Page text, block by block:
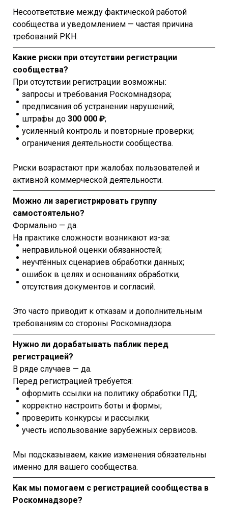
Несоответствие между фактической работой
сообщества и уведомлением — частая причина
требований РКН.
Какие риски при отсутствии регистрации
сообщества?
При отсутствии регистрации возможны:
запросы и требования Роскомнадзора;
предписания об устранении нарушений;
штрафы до 300 000 ₽;
усиленный контроль и повторные проверки;
ограничения деятельности сообщества.
Риски возрастают при жалобах пользователей и
активной коммерческой деятельности.
Можно ли зарегистрировать группу
самостоятельно?
Формально — да.
На практике сложности возникают из-за:
неправильной оценки обязанностей;
неучтённых сценариев обработки данных;
ошибок в целях и основаниях обработки;
отсутствия документов и согласий.
Это часто приводит к отказам и дополнительным
требованиям со стороны Роскомнадзора.
Нужно ли дорабатывать паблик перед
регистрацией?
В ряде случаев — да.
Перед регистрацией требуется:
оформить ссылки на политику обработки ПД;
корректно настроить боты и формы;
проверить конкурсы и рассылки;
учесть использование зарубежных сервисов.
Мы подсказываем, какие изменения обязательны
именно для вашего сообщества.
Как мы помогаем с регистрацией сообщества в
Роскомнадзоре?